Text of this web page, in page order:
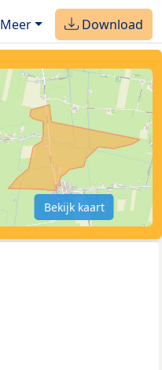
Meer Download
Bekijk kaart